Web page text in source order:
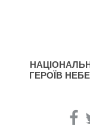
ГЕРОЇВ